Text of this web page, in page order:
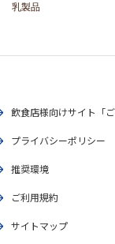
乳製品
飲食店様向けサイト「
プライバシーポリシー
推奨環境
ご利用規約
サイトマップ